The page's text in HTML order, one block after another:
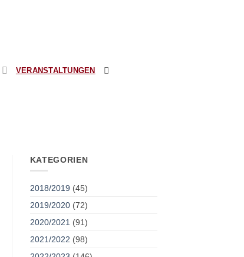
VERANSTALTUNGEN
KATEGORIEN
2018/2019 (45)
2019/2020(72)
2020/2021 (91)
2021/2022 (98)